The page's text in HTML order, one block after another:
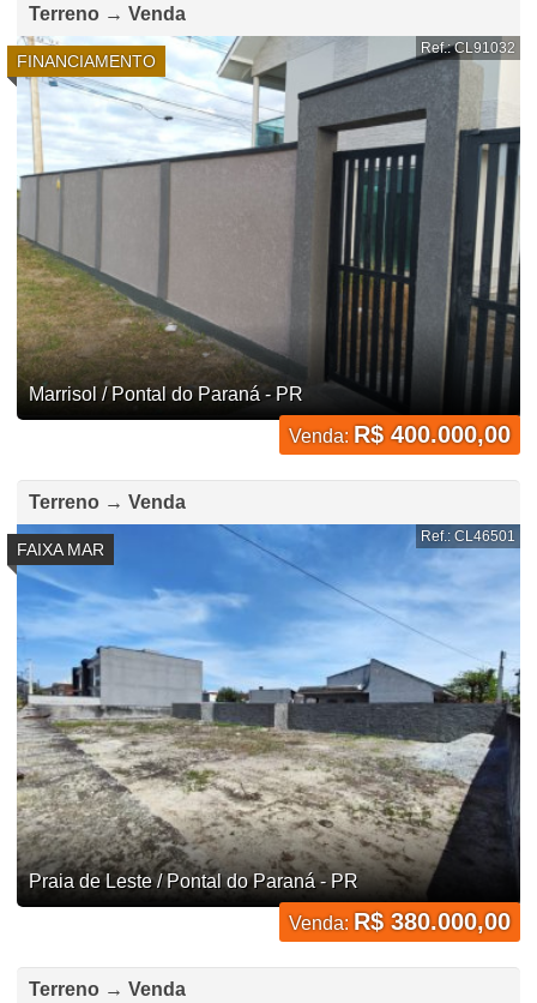
Terreno → Venda
FINANCIAMENTO
Ref.: CL91032
Marrisol / Pontal do Paraná - PR
Venda: R$ 400.000,00
Terreno → Venda
FAIXA MAR
Ref.: CL46501
Praia de Leste / Pontal do Paraná - PR
Venda: R$ 380.000,00
Terreno → Venda